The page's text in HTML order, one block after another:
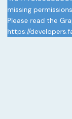
missing
Please read the
https://